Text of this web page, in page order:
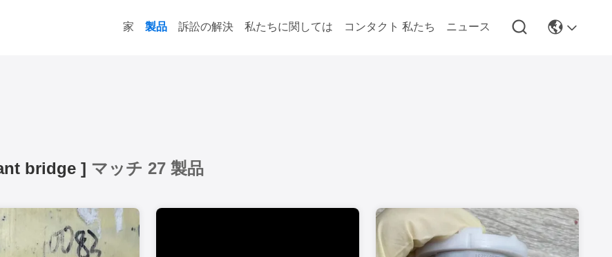
家 製品 訴訟の解決 私たちに関しては コンタクト 私たち ニュース
bridge ] マッチ 27 製品